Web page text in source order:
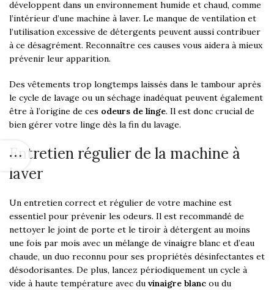
développent dans un environnement humide et chaud, comme
l’intérieur d’une machine à laver. Le manque de ventilation et
l’utilisation excessive de détergents peuvent aussi contribuer
à ce désagrément. Reconnaître ces causes vous aidera à mieux
prévenir leur apparition.
Des vêtements trop longtemps laissés dans le tambour après
le cycle de lavage ou un séchage inadéquat peuvent également
être à l’origine de ces odeurs de linge. Il est donc crucial de
bien gérer votre linge dès la fin du lavage.
Entretien régulier de la machine à
laver
Un entretien correct et régulier de votre machine est
essentiel pour prévenir les odeurs. Il est recommandé de
nettoyer le joint de porte et le tiroir à détergent au moins
une fois par mois avec un mélange de vinaigre blanc et d’eau
chaude, un duo reconnu pour ses propriétés désinfectantes et
désodorisantes. De plus, lancez périodiquement un cycle à
vide à haute température avec du vinaigre blanc ou du